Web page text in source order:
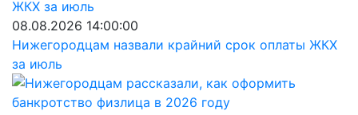
08.08.2026 14:00:00
Нижегородцам назвали крайний срок оплаты ЖКХ
за июль